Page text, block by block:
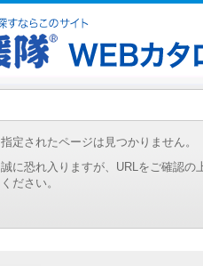
指定されたページは見つかりません。
誠に恐れ入りますが、URLをご確認
ください。